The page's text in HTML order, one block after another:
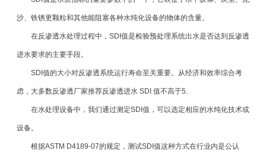
沙、铁锈更颗粒和其他能阻塞各种水纯化设备的物体的含量。
在反渗透水处理过程中，SDI值是检验预处理系统出水是否达到反渗透
进水要求的主要手段。
SDI值的大小对反渗透系统运行寿命至关重要。从经济和效率综合考
虑，大多数反渗透厂家推荐反渗透进水 SDI 值不高于5.
在水处理设备中，我们通过测定SDI值，可以选定相应的水纯化技术或
设备。
根据ASTM D4189-07的规定，测试SDI值这种方式在行业内是公认